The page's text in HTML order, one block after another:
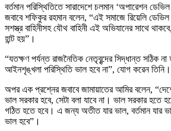
বর্তমান পরিস্থিতিতে সারাদেশে চলমান ‘অপারেশন
জবাবে শফিকুর রহমান বলেন, “এই সমাজে রিয়েলি
সশস্ত্র বাহিনীসহ যৌথ বাহিনী এই অভিযানের সাথে
হান্ট হয়”।
“যতক্ষণ পর্যন্ত রাজনৈতিক নেতৃবৃন্দের সিদ্ধান্ত সঠিক
আইনশৃঙ্খলা পরিস্থিতি ভাল হবে না”, যোগ করেন তিনি।
অপর এক প্রশ্নের জবাবে জামায়াতের আমির বলেন, “দেশে
ভাল সরকার হবে, সেটা বলা যাবে না। ভাল সরকার হতে
গঠিত হতে হবে। এ জন্য অতীত যার ভাল, বর্তমান যার
ভাল হবে”।